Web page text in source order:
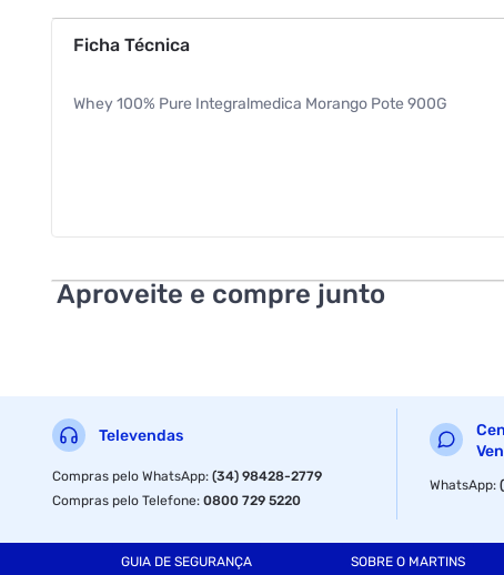
Ficha Técnica
Whey 100% Pure Integralmedica Morango Pote 900G
Aproveite e compre junto
Televendas
Compras pelo WhatsApp:(34) 98428-2779
Compras pelo Telefone:0800 729 5220
WhatsApp:
GUIA DE SEGURANÇA SOBRE O MARTINS